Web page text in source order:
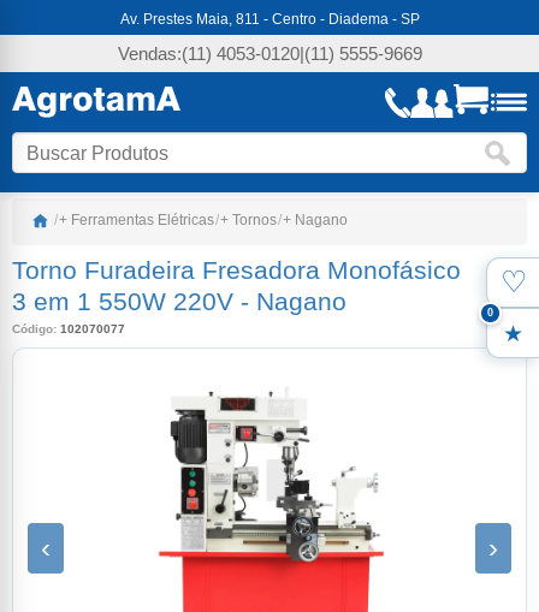
Av. Prestes Maia, 811 - Centro - Diadema - SP
Vendas:(11) 4053-0120|(11) 5555-9669
/+ Ferramentas Elétricas/+ Tornos/+ Nagano
Torno Furadeira Fresadora Monofásico
3 em 1 550W 220V - Nagano
Código: 102070077
♡
0
‹ ›